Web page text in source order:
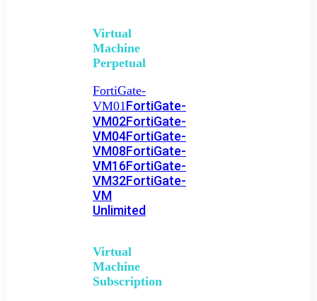
Virtual
Machine
Perpetual
FortiGate-
VM01FortiGate-
VM02FortiGate-
VM04FortiGate-
VM08FortiGate-
VM16FortiGate-
VM32FortiGate-
VM
Unlimited
Virtual
Machine
Subscription